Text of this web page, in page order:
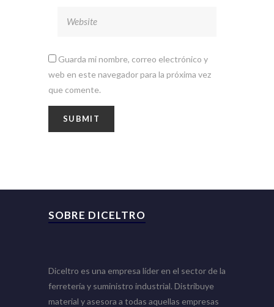
Guarda mi nombre, correo electrónico y
web en este navegador para la próxima vez
que comente.
SOBRE DICELTRO
Diceltro es una empresa líder en el sector de la
ferretería y suministro industrial. Distribuye
material y asesora a todas aquellas empresas